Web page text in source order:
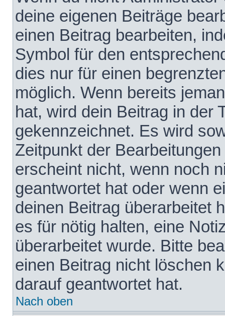
deine eigenen Beiträge
einen Beitrag bearbeiten,
Symbol für den
dies nur für einen
möglich. Wenn bereits
hat, wird dein Beitrag in der
gekennzeichnet. Es wird
Zeitpunkt der
erscheint nicht, wenn noch
geantwortet hat oder wenn
deinen Beitrag überarbeitet
es für nötig halten, eine
überarbeitet wurde. Bitte
einen Beitrag nicht löschen
darauf geantwortet hat.
Nach oben